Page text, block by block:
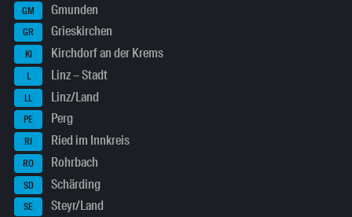
GM Gmunden
GR Grieskirchen
KI Kirchdorf an der Krems
L Linz – Stadt
LL Linz/Land
PE Perg
RI Ried im Innkreis
RO Rohrbach
SD Schärding
SE Steyr/Land